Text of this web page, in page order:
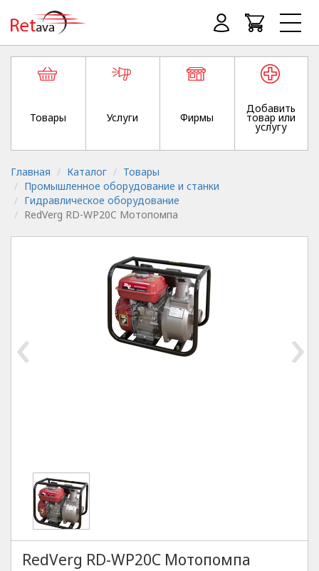
Товары Услуги Фирмы
Добавить
товар или
услугу
Главная Каталог
Товары
Промышленное оборудование и станки
Гидравлическое оборудование
RedVerg RD-WP20C Мотопомпа
‹ ›
RedVerg RD-WP20C Мотопомпа